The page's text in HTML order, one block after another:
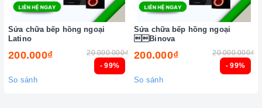
- 99%
Sửa chữa bếp hồng ngoại
Latino
200.000₫ 20.000.000₫
So sánh
- 99%
Sửa chữa bếp hồng ngoại
Binova
200.000₫ 20.000.000₫
So sánh